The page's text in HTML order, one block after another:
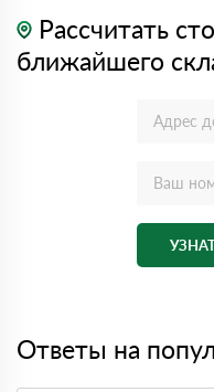
Рассчитать
ближайшего
Ответы на